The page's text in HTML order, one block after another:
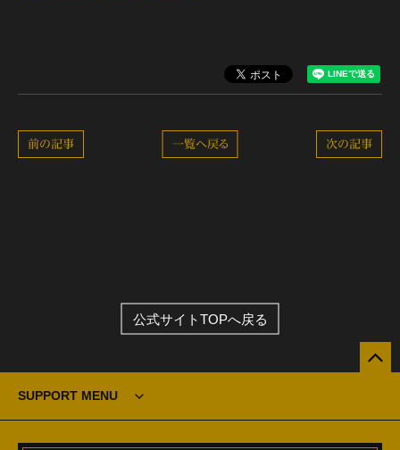
次の記事
一覧へ戻る
前の記事
公式サイトTOPへ戻る
SUPPORT MENU